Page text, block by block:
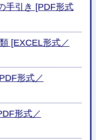
手引き [PDF形式
[EXCEL形式／
形式／
形式／